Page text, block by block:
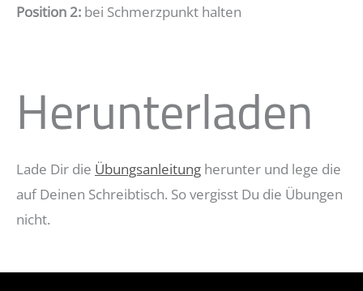
Position 2: bei Schmerzpunkt halten
Herunterladen
Lade Dir die Übungsanleitung herunter und lege die
auf Deinen Schreibtisch. So vergisst Du die Übungen
nicht.